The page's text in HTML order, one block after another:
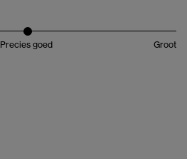
Precies goed Groot